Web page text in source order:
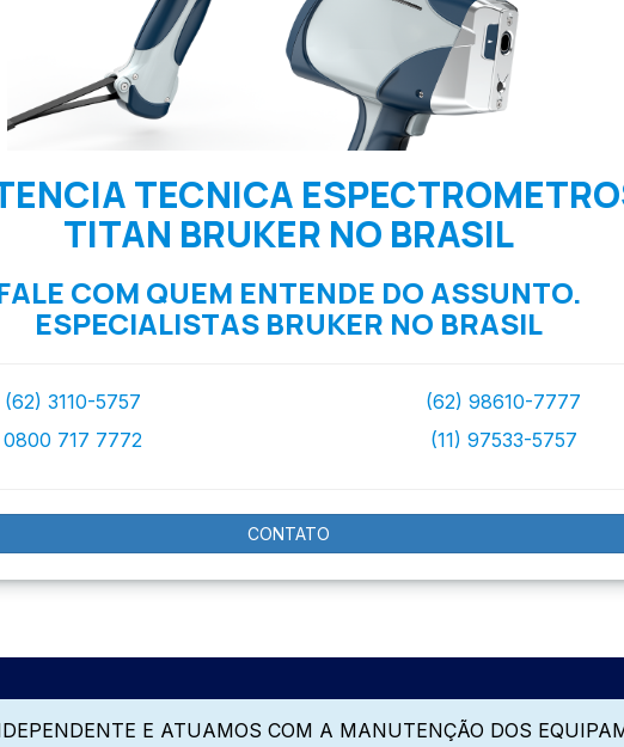
TECNICA
TITAN BRUKER NO BRASIL
COM QUEM ENTENDE DO ASSUNTO.
ESPECIALISTAS BRUKER NO BRASIL
(62) 3110-5757
0800 717 7772
(62) 98610-7777
(11) 97533-5757
CONTATO
E ATUAMOS COM A MANUTENÇÃO DOS